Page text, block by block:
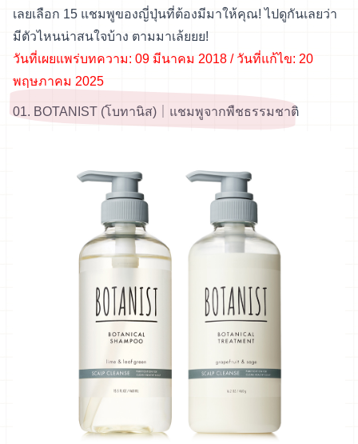
เลยเลือก 15 แชมพูของญี่ปุ่นที่ต้องมีมาให้คุณ! ไปดูกันเลยว่า
มีตัวไหนน่าสนใจบ้าง ตามมาเล้ยยย!
วันที่เผยแพร่บทความ: 09 มีนาคม 2018 / วันที่แก้ไข: 20
พฤษภาคม 2025
01. BOTANIST (โบทานิส)｜แชมพูจากพืชธรรมชาติ